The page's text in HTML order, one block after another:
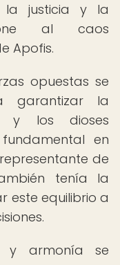
la justicia y la
al caos
Apofis.
opuestas se
garantizar la
y los dioses
en
de
tenía la
este equilibrio a
y armonía se